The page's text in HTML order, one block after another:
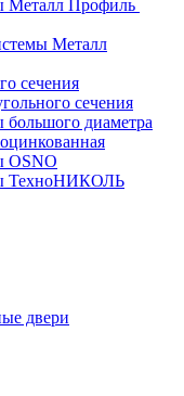
Металл Профиль
Металл
сечения
сечения
диаметра
OSNO
ТехноНИКОЛЬ
двери